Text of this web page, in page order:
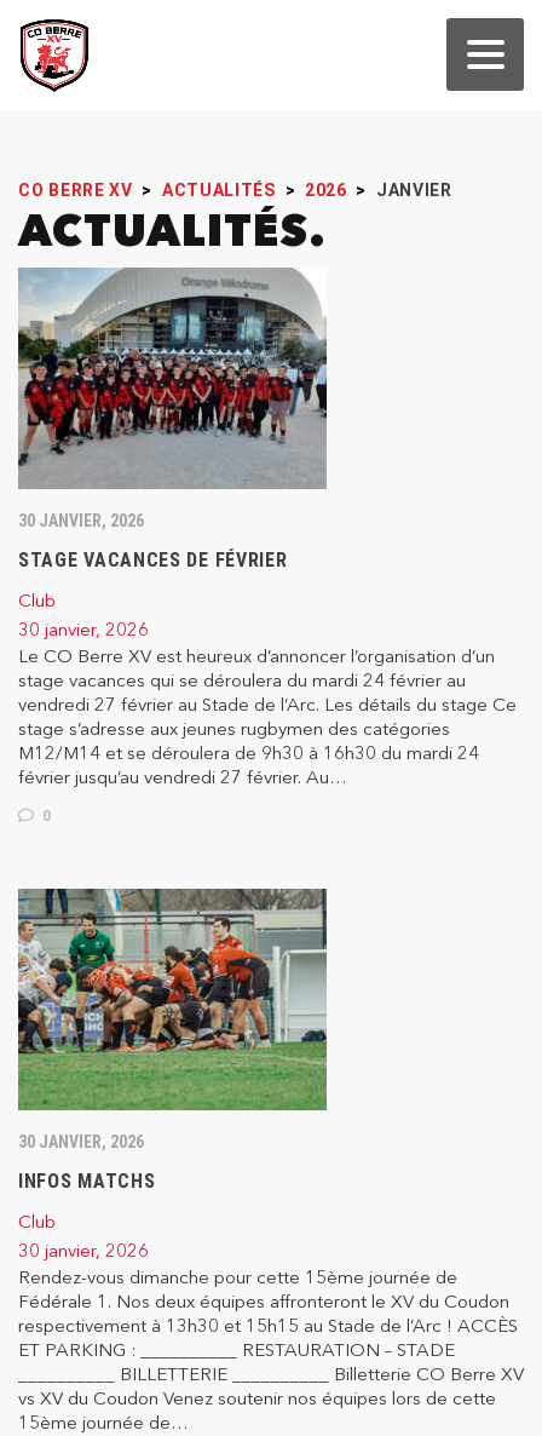
CO BERRE XV > ACTUALITÉS > 2026 > JANVIER
ACTUALITÉS
30 JANVIER, 2026
STAGE VACANCES DE FÉVRIER
Club
30 janvier, 2026
Le CO Berre XV est heureux d’annoncer l’organisation d’un
stage vacances qui se déroulera du mardi 24 février au
vendredi 27 février au Stade de l’Arc. Les détails du stage Ce
stage s’adresse aux jeunes rugbymen des catégories
M12/M14 et se déroulera de 9h30 à 16h30 du mardi 24
février jusqu’au vendredi 27 février. Au…
0
30 JANVIER, 2026
INFOS MATCHS
Club
30 janvier, 2026
Rendez-vous dimanche pour cette 15ème journée de
Fédérale 1. Nos deux équipes affronteront le XV du Coudon
respectivement à 13h30 et 15h15 au Stade de l’Arc ! ACCÈS
ET PARKING : __________ RESTAURATION – STADE
__________ BILLETTERIE __________ Billetterie CO Berre XV
vs XV du Coudon Venez soutenir nos équipes lors de cette
15ème journée de…